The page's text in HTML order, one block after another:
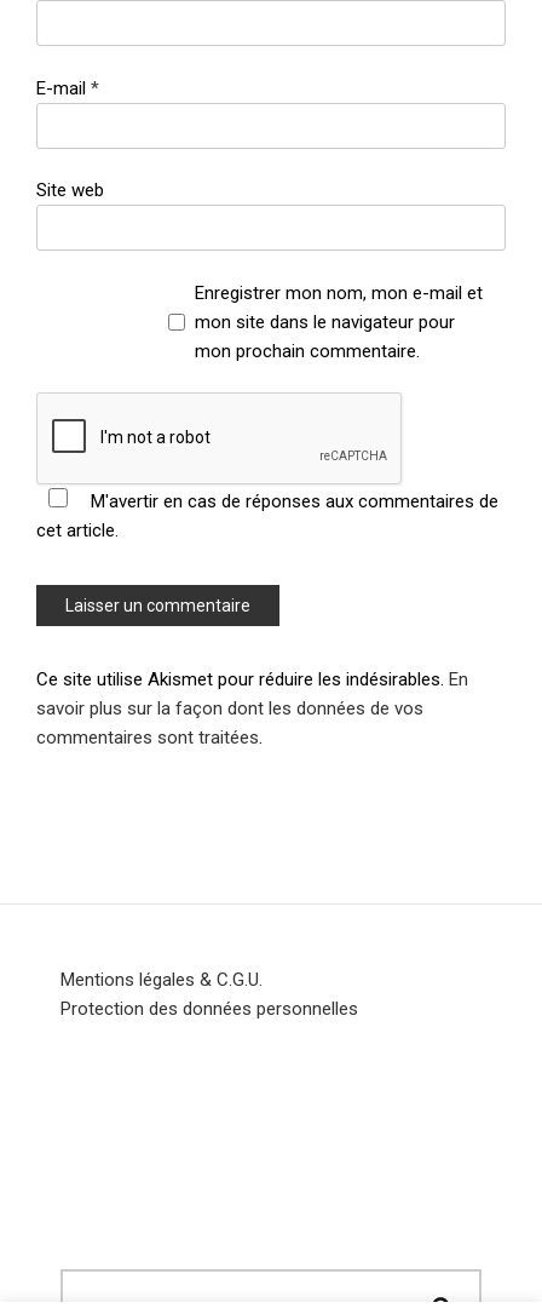
E-mail *
Site web
Enregistrer mon nom, mon e-mail et
mon site dans le navigateur pour
mon prochain commentaire.
M'avertir en cas de réponses aux commentaires de
cet article.
Ce site utilise Akismet pour réduire les indésirables. En
savoir plus sur la façon dont les données de vos
commentaires sont traitées.
Mentions légales & C.G.U.
Protection des données personnelles